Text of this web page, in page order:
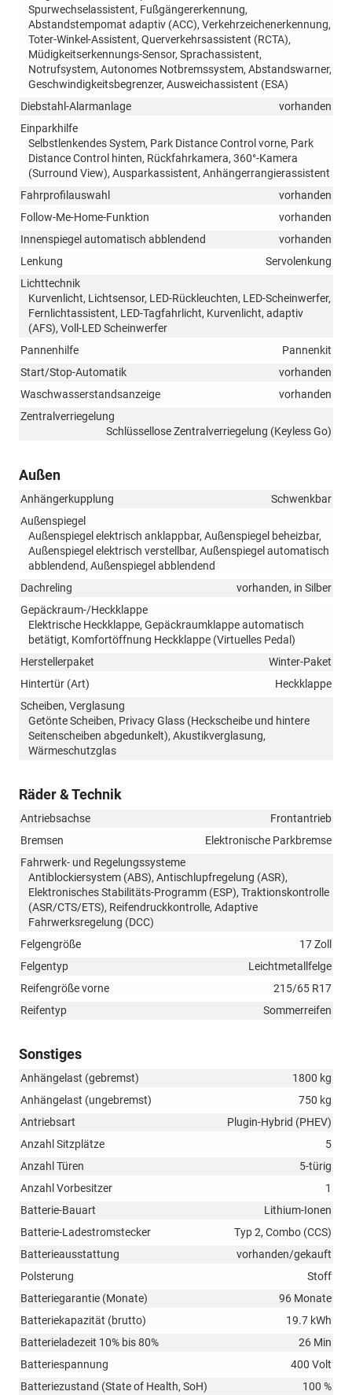
Spurwechselassistent, Fußgängererkennung,
Abstandstempomat adaptiv (ACC), Verkehrzeichenerkennung,
Toter-Winkel-Assistent, Querverkehrsassistent (RCTA),
Müdigkeitserkennungs-Sensor, Sprachassistent,
Notrufsystem, Autonomes Notbremssystem, Abstandswarner,
Geschwindigkeitsbegrenzer, Ausweichassistent (ESA)
Diebstahl-Alarmanlage
vorhanden
Einparkhilfe
Selbstlenkendes System, Park Distance Control vorne, Park
Distance Control hinten, Rückfahrkamera, 360°-Kamera
(Surround View), Ausparkassistent, Anhängerrangierassistent
Fahrprofilauswahl
vorhanden
Follow-Me-Home-Funktion
vorhanden
Innenspiegel automatisch abblendend
vorhanden
Lenkung
Servolenkung
Lichttechnik
Kurvenlicht, Lichtsensor, LED-Rückleuchten, LED-Scheinwerfer,
Fernlichtassistent, LED-Tagfahrlicht, Kurvenlicht, adaptiv
(AFS), Voll-LED Scheinwerfer
Pannenhilfe
Pannenkit
Start/Stop-Automatik
vorhanden
Waschwasserstandsanzeige
vorhanden
Zentralverriegelung
Schlüssellose Zentralverriegelung (Keyless Go)
Außen
Anhängerkupplung
Schwenkbar
Außenspiegel
Außenspiegel elektrisch anklappbar, Außenspiegel beheizbar,
Außenspiegel elektrisch verstellbar, Außenspiegel automatisch
abblendend, Außenspiegel abblendend
Dachreling
vorhanden, in Silber
Gepäckraum-/Heckklappe
Elektrische Heckklappe, Gepäckraumklappe automatisch
betätigt, Komfortöffnung Heckklappe (Virtuelles Pedal)
Herstellerpaket
Winter-Paket
Hintertür (Art)
Heckklappe
Scheiben, Verglasung
Getönte Scheiben, Privacy Glass (Heckscheibe und hintere
Seitenscheiben abgedunkelt), Akustikverglasung,
Wärmeschutzglas
Räder & Technik
Antriebsachse
Frontantrieb
Bremsen
Elektronische Parkbremse
Fahrwerk- und Regelungssysteme
Antiblockiersystem (ABS), Antischlupfregelung (ASR),
Elektronisches Stabilitäts-Programm (ESP), Traktionskontrolle
(ASR/CTS/ETS), Reifendruckkontrolle, Adaptive
Fahrwerksregelung (DCC)
Felgengröße
17 Zoll
Felgentyp
Leichtmetallfelge
Reifengröße vorne
215/65 R17
Reifentyp
Sommerreifen
Sonstiges
Anhängelast (gebremst)
1800 kg
Anhängelast (ungebremst)
750 kg
Antriebsart
Plugin-Hybrid (PHEV)
Anzahl Sitzplätze
5
Anzahl Türen
5-türig
Anzahl Vorbesitzer
1
Batterie-Bauart
Lithium-Ionen
Batterie-Ladestromstecker
Typ 2, Combo (CCS)
Batterieausstattung
vorhanden/gekauft
Polsterung
Stoff
Batteriegarantie (Monate)
96 Monate
Batteriekapazität (brutto)
19.7 kWh
Batterieladezeit 10% bis 80%
26 Min
Batteriespannung
400 Volt
Batteriezustand (State of Health, SoH)
100 %